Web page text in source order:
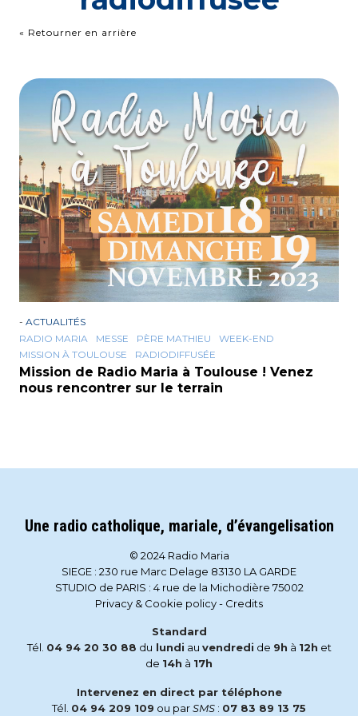
« Retourner en arrière
- ACTUALITÉS
RADIO MARIA
MESSE PÈRE MATHIEU
WEEK-END
MISSION À TOULOUSE
RADIODIFFUSÉE
Mission de Radio Maria à Toulouse ! Venez
nous rencontrer sur le terrain
Une radio catholique, mariale, d’évangelisation
© 2024 Radio Maria
SIEGE : 230 rue Marc Delage 83130 LA GARDE
STUDIO de PARIS : 4 rue de la Michodière 75002
Privacy & Cookie policy- Credits
Standard
Tél. 04 94 20 30 88 du lundi au vendredi de 9h à 12h et
de 14h à 17h
Intervenez en direct par téléphone
Tél. 04 94 209 109 ou parSMS : 07 83 89 13 75